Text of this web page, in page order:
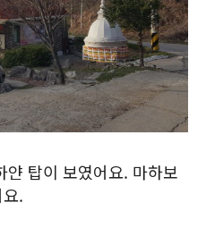
얀 탑이 보였어요. 마하보
.